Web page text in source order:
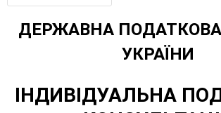
ДЕРЖАВНА
УКРАЇНИ
ІНДИВІДУАЛЬНА